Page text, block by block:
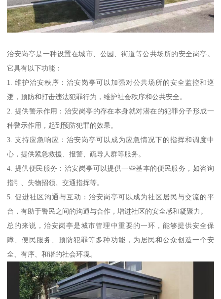
治安岗亭是一种设置在城市、公园、街道等公共场所的安全岗亭。
它具有以下功能：
1. 维护治安秩序：治安岗亭可以加强对公共场所的安全监控和巡
逻，预防和打击违法犯罪行为，维护社会秩序和公共安全。
2. 提供警示作用：治安岗亭的存在本身就对潜在的犯罪分子形成一
种警示作用，起到预防犯罪的效果。
3. 支持应急响应：治安岗亭可以成为应急情况下的指挥和调度中
心，提供紧急救援、报警、疏导人群等服务。
4. 提供便民服务：治安岗亭可以提供一些基本的便民服务，如咨询
指引、失物招领、交通指挥等。
5. 促进社区沟通与互动：治安岗亭可以成为社区居民与交流的平
台，有助于警民之间的沟通与合作，增进社区的安全感和凝聚力。
总的来说，治安岗亭是城市管理中重要的一环，能够提供安全保
障、便民服务、预防犯罪等多种功能，为居民和公众创造一个安
全、有序、和谐的社会环境。